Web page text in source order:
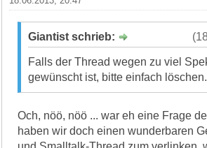
Giantist schrieb:
Falls der Thread wegen zu viel
gewünscht ist, bitte einfach löschen.
Och, nöö, nöö ... war eh eine Frage
haben wir doch einen wunderbaren